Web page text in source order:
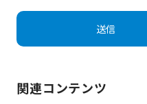
関連コンテンツ